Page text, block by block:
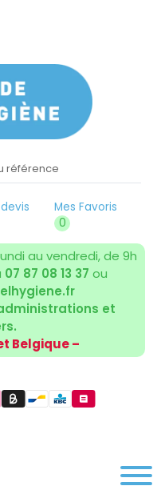
Mes Favoris
0
au vendredi, de 9h
07 87 08 13 37 ou
et
Belgique –